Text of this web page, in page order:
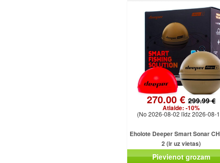
270.00 € 299.99 €
Atlaide: -10%
(No 2026-08-02 līdz 2026-08-
Eholote Deeper Smart Sonar
2 (ir uz vietas)
Pievienot grozam